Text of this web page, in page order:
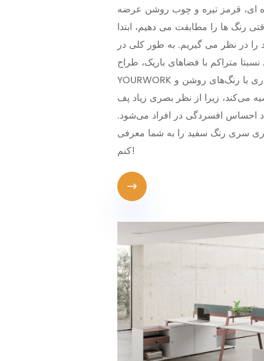
ای، قرمز تیره و چوب روشن عرضه
رنگ ها را مطابقت می دهیم، ابتدا
را در نظر می گیریم. به طور کلی در
متراکم با فضاهای باریک، طراح
YOURWORK عموماً انتخاب مبلمان اداری با رنگ‌های روشن و
می‌کند، زیرا از نظر بصری زیاد پف
احساس افسردگی در افراد می‌شود.
سری رنگ سفید را به شما معرفی
کنم!
